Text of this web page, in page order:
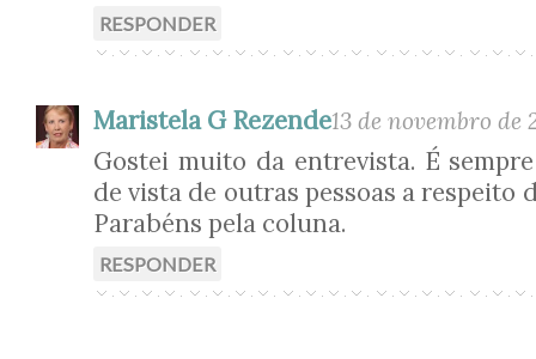
RESPONDER
Maristela G Rezende13 de novembro de
Gostei muito da entrevista. É
de vista de outras pessoas a respeito
Parabéns pela coluna.
RESPONDER